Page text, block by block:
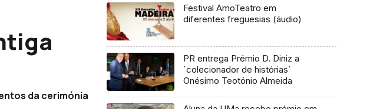
da cerimónia
Festival AmoTeatro em
diferentes freguesias (áudio)
PR entrega Prémio D. Diniz a
`colecionador de histórias`
Onésimo Teotónio Almeida